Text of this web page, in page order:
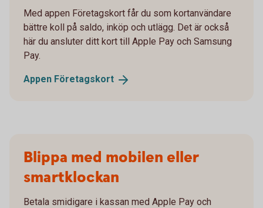
Med appen Företagskort får du som kortanvändare
bättre koll på saldo, inköp och utlägg. Det är också
här du ansluter ditt kort till Apple Pay och Samsung
Pay.
Appen Företagskort
Blippa med mobilen eller
smartklockan
Betala smidigare i kassan med Apple Pay och